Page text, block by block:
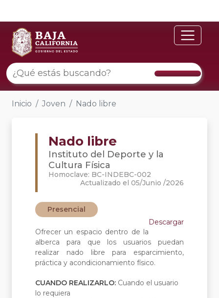
Inicio Joven Nado libre
Nado libre
Instituto del Deporte y la
Cultura Física
Homoclave: BC-INDEBC-002
Actualizado el 05/Junio /2026
Presencial
Descargar
Ofrecer un espacio dentro de la
alberca para que los usuarios puedan
realizar nado libre para esparcimiento,
práctica y acondicionamiento físico.
CUANDO REALIZARLO: Cuando el usuario
lo requiera